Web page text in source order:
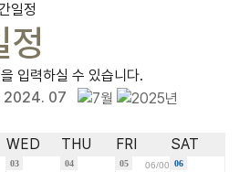
일정
정
입력하실 수 있습니다.
2024. 07
WED THU FRI SAT
03 04 05 06/00 06